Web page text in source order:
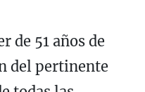
de 51 años de
del pertinente